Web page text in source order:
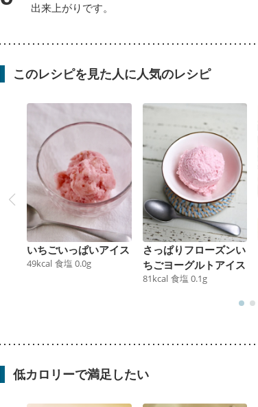
出来上がりです。
このレシピを見た人に人気のレシピ
いちごいっぱいアイス
49kcal 食塩 0.0g
さっぱりフローズンい
ちごヨーグルトアイス
81kcal 食塩 0.1g
低カロリーで満足したい